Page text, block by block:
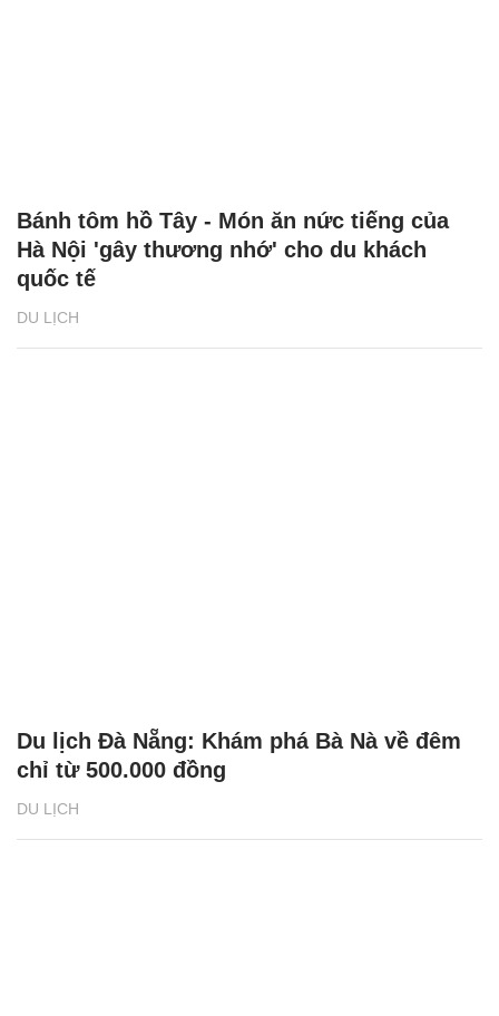
DU LỊCH
Bánh tôm hồ Tây - Món ăn nức tiếng của
Hà Nội 'gây thương nhớ' cho du khách
quốc tế
DU LỊCH
Du lịch Đà Nẵng: Khám phá Bà Nà về đêm
chỉ từ 500.000 đồng